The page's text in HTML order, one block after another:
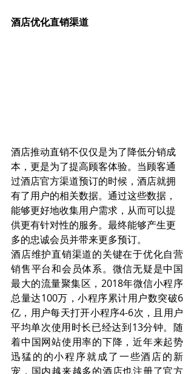
酒店优化直销渠道
酒店推动直销不仅仅是为了降低分销成
本，更是为了提高顾客体验。当顾客通
过酒店官方渠道预订的时候，酒店就拥
有了用户的相关数据。通过这些数据，
能够更好地收集用户需求，从而可以提
供更有针对性的服务。最终能够产生更
多的忠诚会员并带来更多预订。
酒店维护直销渠道的关键在于优化自营
销售平台和会员体系。微信无疑是中国
最大的流量聚集区，2018年微信小程序
总量达100万，小程序累计用户数突破6
亿，用户每天打开小程序4-6次，且用户
平均单次使用时长已经达到13分钟。随
着中国网站使用率的下降，近年来起势
迅猛的的小程序就成了一些酒店的新
宠，国内越来越多的酒店也注册了官方